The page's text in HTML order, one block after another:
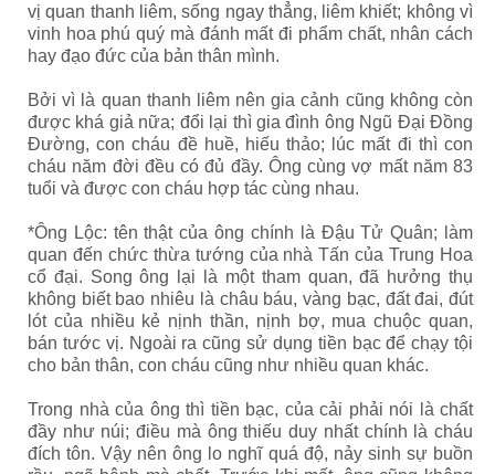
vị quan thanh liêm, sống ngay thẳng, liêm khiết; không vì
vinh hoa phú quý mà đánh mất đi phẩm chất, nhân cách
hay đạo đức của bản thân mình.
Bởi vì là quan thanh liêm nên gia cảnh cũng không còn
được khá giả nữa; đổi lại thì gia đình ông Ngũ Đại Đồng
Đường, con cháu đề huề, hiếu thảo; lúc mất đi thì con
cháu năm đời đều có đủ đầy. Ông cùng vợ mất năm 83
tuổi và được con cháu hợp tác cùng nhau.
*Ông Lộc: tên thật của ông chính là Đậu Tử Quân; làm
quan đến chức thừa tướng của nhà Tấn của Trung Hoa
cổ đại. Song ông lại là một tham quan, đã hưởng thụ
không biết bao nhiêu là châu báu, vàng bạc, đất đai, đút
lót của nhiều kẻ nịnh thần, nịnh bợ, mua chuộc quan,
bán tước vị. Ngoài ra cũng sử dụng tiền bạc để chạy tội
cho bản thân, con cháu cũng như nhiều quan khác.
Trong nhà của ông thì tiền bạc, của cải phải nói là chất
đầy như núi; điều mà ông thiếu duy nhất chính là cháu
đích tôn. Vậy nên ông lo nghĩ quá độ, nảy sinh sự buồn